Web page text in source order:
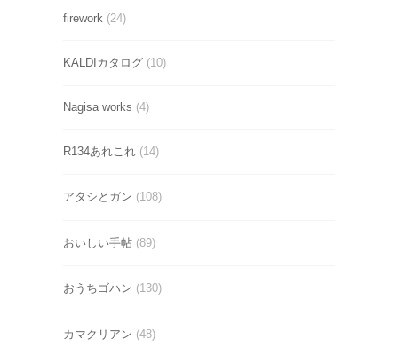
firework (24)
KALDIカタログ (10)
Nagisa works (4)
R134あれこれ (14)
アタシとガン (108)
おいしい手帖 (89)
おうちゴハン (130)
カマクリアン (48)